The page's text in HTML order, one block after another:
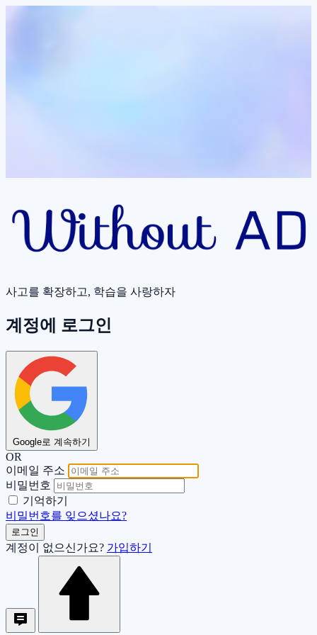
사고를 확장하고, 학습을 사랑하자
계정에 로그인
Google로 계속하기
OR
이메일 주소
비밀번호
기억하기
비밀번호를 잊으셨나요?
로그인
계정이 없으신가요? 가입하기